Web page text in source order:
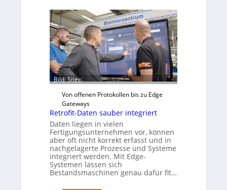
i
e
r
u
n
g
a
n
“
K
o
m
m
i
s
s
i
o
s
a
r
t
e
t
B
Bild: Sitec
Von offenen Protokollen bis zu Edge
Gateways
Retrofit-Daten sauber integriert
Daten liegen in vielen
Fertigungsunternehmen vor, können
aber oft nicht korrekt erfasst und in
nachgelagerte Prozesse und Systeme
integriert werden. Mit Edge-
Systemen lassen sich
Bestandsmaschinen genau dafür fit…